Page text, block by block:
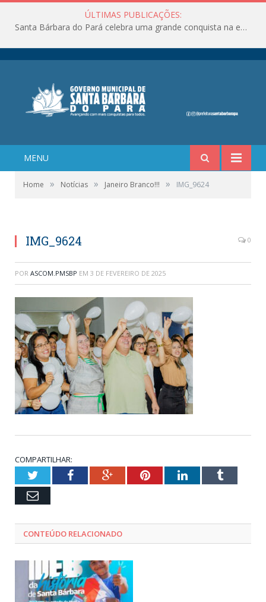
ÚLTIMAS PUBLICAÇÕES:
Santa Bárbara do Pará celebra uma grande conquista na educação!
MENU
Home » Notícias » Janeiro Branco!!! » IMG_9624
IMG_9624 0
POR ASCOM.PMSBP EM 3 DE FEVEREIRO DE 2025
COMPARTILHAR:
TwitterFacebookGoogle+PinterestLinkedInTumblr
Email
CONTEÚDO RELACIONADO